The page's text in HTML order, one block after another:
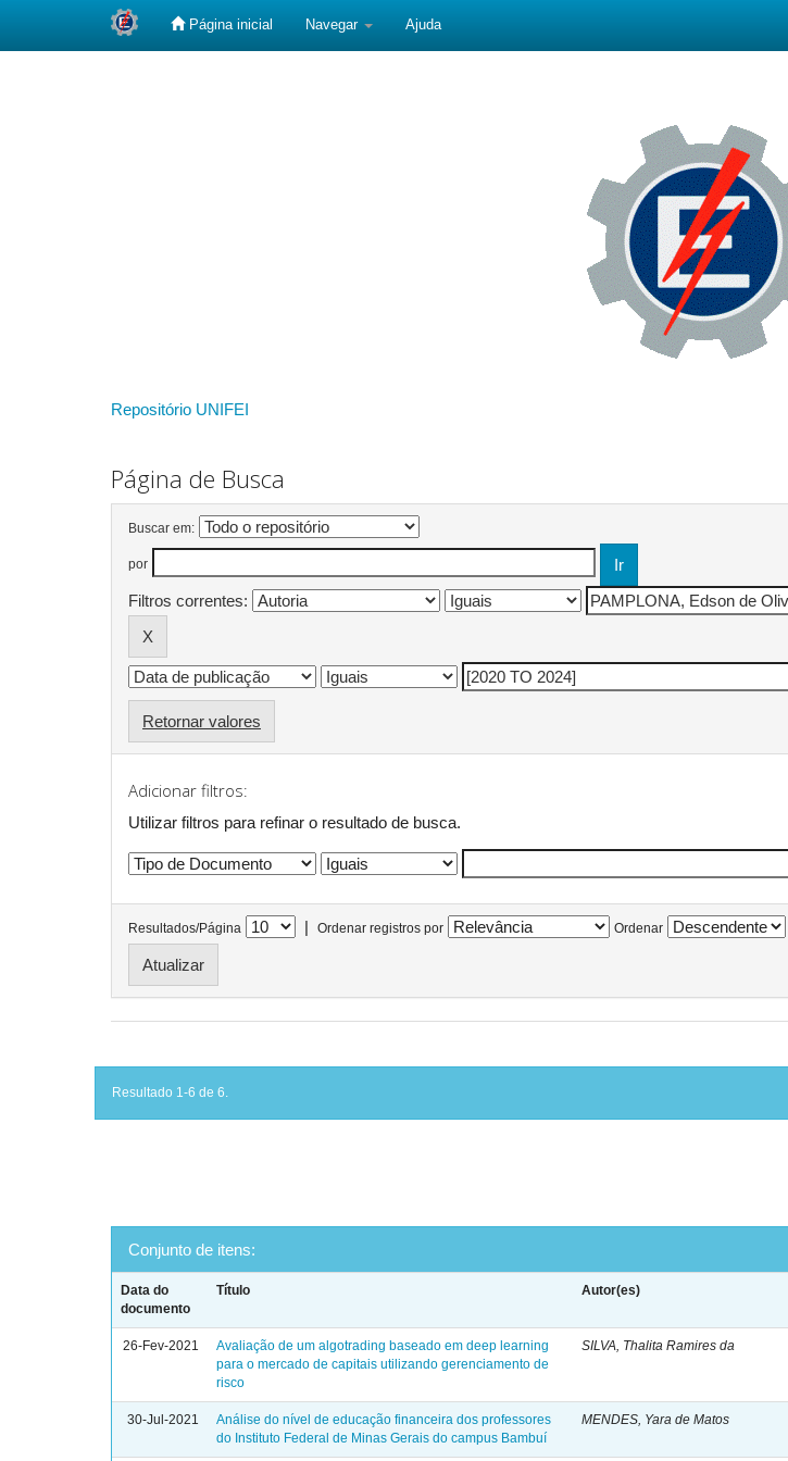
Página inicial Navegar Ajuda
Repositório UNIFEI
Página de Busca
Buscar em:
por
Filtros correntes:
Retornar valores
Adicionar filtros:
Utilizar filtros para refinar o resultado de busca.
Resultados/Página | Ordenar registros por Ordenar
Resultado 1-6 de 6.
Conjunto de itens:
Data do
documento
Título Autor(es)
26-Fev-2021
Avaliação de um algotrading baseado em deep learning
para o mercado de capitais utilizando gerenciamento de
risco
SILVA, Thalita Ramires da
30-Jul-2021
Análise do nível de educação financeira dos professores
do Instituto Federal de Minas Gerais do campus Bambuí
MENDES, Yara de Matos